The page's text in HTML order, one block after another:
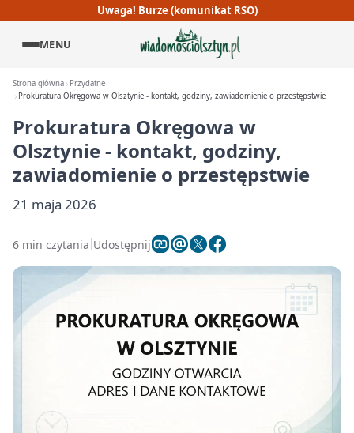
Uwaga! Burze (komunikat RSO)
MENU
Strona główna
Przydatne
Prokuratura Okręgowa w Olsztynie - kontakt, godziny, zawiadomienie o przestępstwie
Prokuratura Okręgowa w
Olsztynie - kontakt, godziny,
zawiadomienie o przestępstwie
21 maja 2026
6 min czytania Udostępnij